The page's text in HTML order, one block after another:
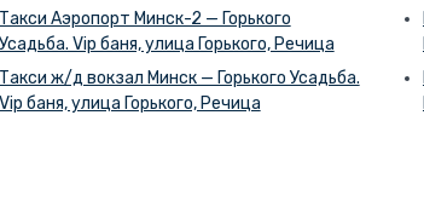
Такси Аэропорт Минск-2 — Горького
Усадьба. Vip баня, улица Горького, Речица
Такси ж/д вокзал Минск — Горького Усадьба.
Vip баня, улица Горького, Речица